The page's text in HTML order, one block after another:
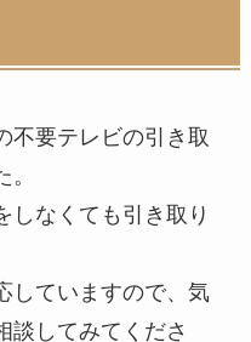
不要テレビの引き取
しなくても引き取り
していますので、気
談してみてくださ